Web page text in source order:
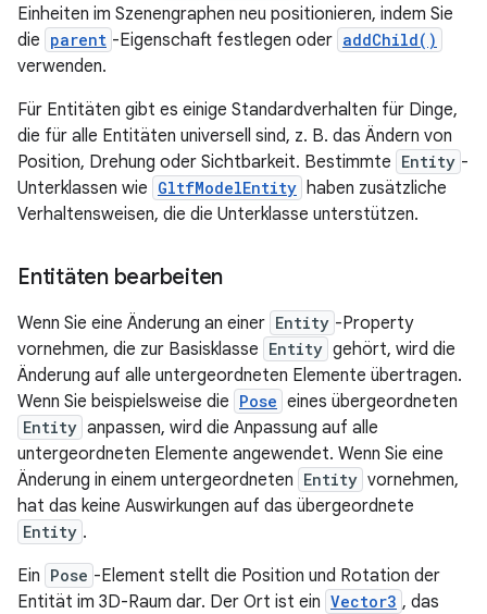
Einheiten im Szenengraphen neu positionieren, indem Sie
die parent -Eigenschaft festlegen oder addChild()
verwenden.
Für Entitäten gibt es einige Standardverhalten für Dinge,
die für alle Entitäten universell sind, z. B. das Ändern von
Position, Drehung oder Sichtbarkeit. Bestimmte Entity -
Unterklassen wie GltfModelEntity haben zusätzliche
Verhaltensweisen, die die Unterklasse unterstützen.
Entitäten bearbeiten
Wenn Sie eine Änderung an einer Entity -Property
vornehmen, die zur Basisklasse Entity gehört, wird die
Änderung auf alle untergeordneten Elemente übertragen.
Wenn Sie beispielsweise die Pose eines übergeordneten
Entity anpassen, wird die Anpassung auf alle
untergeordneten Elemente angewendet. Wenn Sie eine
Änderung in einem untergeordneten Entity vornehmen,
hat das keine Auswirkungen auf das übergeordnete
Entity .
Ein Pose -Element stellt die Position und Rotation der
Entität im 3D-Raum dar. Der Ort ist ein Vector3 , das